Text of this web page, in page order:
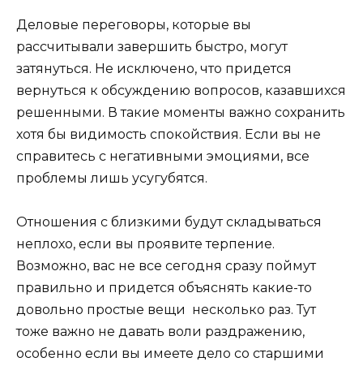
Деловые переговоры, которые вы
рассчитывали завершить быстро, могут
затянуться. Не исключено, что придется
вернуться к обсуждению вопросов, казавшихся
решенными. В такие моменты важно сохранить
хотя бы видимость спокойствия. Если вы не
справитесь с негативными эмоциями, все
проблемы лишь усугубятся.
Отношения с близкими будут складываться
неплохо, если вы проявите терпение.
Возможно, вас не все сегодня сразу поймут
правильно и придется объяснять какие-то
довольно простые вещи несколько раз. Тут
тоже важно не давать воли раздражению,
особенно если вы имеете дело со старшими